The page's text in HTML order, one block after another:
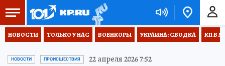
НОВОСТИ ТОЛЬКО У НАС ВОЕНКОРЫ УКРАИНА: СВОДКА КП В
НОВОСТИ ПРОИСШЕСТВИЯ 22 апреля 2026 7:52